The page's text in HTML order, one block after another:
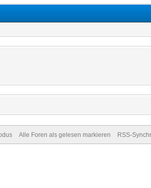
Alle Foren als gelesen markieren RSS-